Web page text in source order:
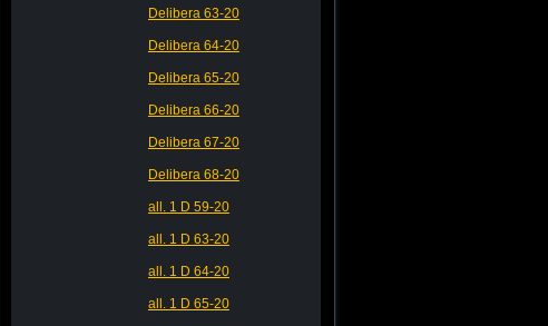
Delibera 63-20
Delibera 64-20
Delibera 65-20
Delibera 66-20
Delibera 67-20
Delibera 68-20
all. 1 D 59-20
all. 1 D 63-20
all. 1 D 64-20
all. 1 D 65-20